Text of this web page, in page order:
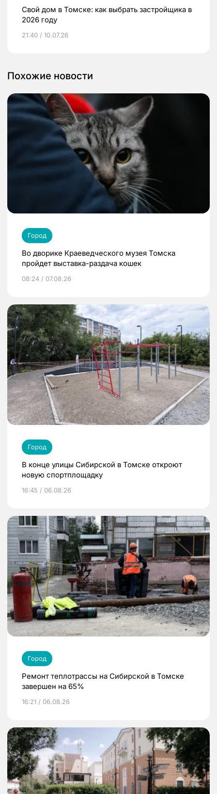
Свой дом в Томске: как выбрать застройщика в
2026 году
21:40 / 10.07.26
Похожие новости
Город
Во дворике Краеведческого музея Томска
пройдет выставка-раздача кошек
08:24 / 07.08.26
Город
В конце улицы Сибирской в Томске откроют
новую спортплощадку
16:45 / 06.08.26
Город
Ремонт теплотрассы на Сибирской в Томске
завершен на 65%
16:21 / 06.08.26